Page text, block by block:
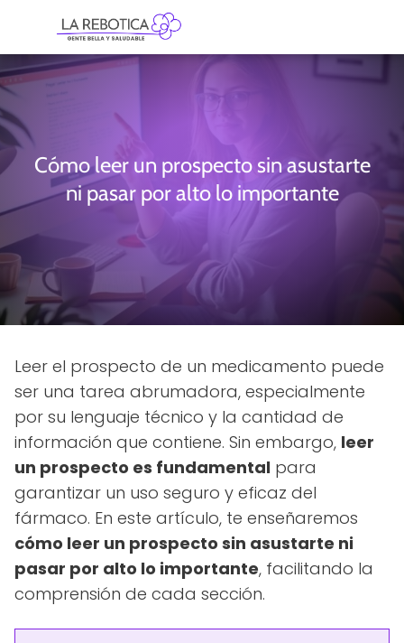
Cómo leer un prospecto sin asustarte
ni pasar por alto lo importante
Leer el prospecto de un medicamento puede
ser una tarea abrumadora, especialmente
por su lenguaje técnico y la cantidad de
información que contiene. Sin embargo, leer
un prospecto es fundamental para
garantizar un uso seguro y eficaz del
fármaco. En este artículo, te enseñaremos
cómo leer un prospecto sin asustarte ni
pasar por alto lo importante, facilitando la
comprensión de cada sección.